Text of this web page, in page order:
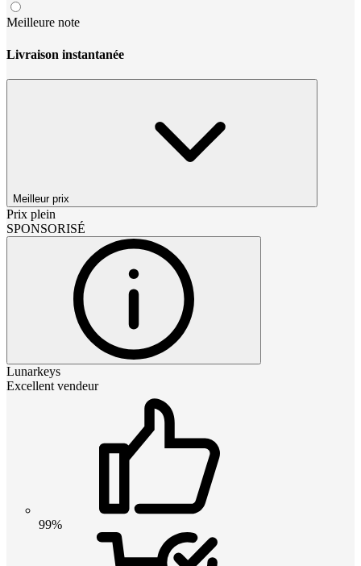
Meilleure note
Livraison instantanée
Meilleur prix
Prix plein
SPONSORISÉ
Lunarkeys
Excellent vendeur
99%